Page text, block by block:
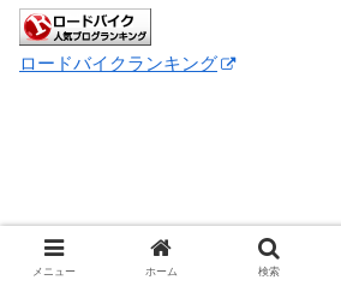
ロードバイクランキング
メニュー ホーム 検索